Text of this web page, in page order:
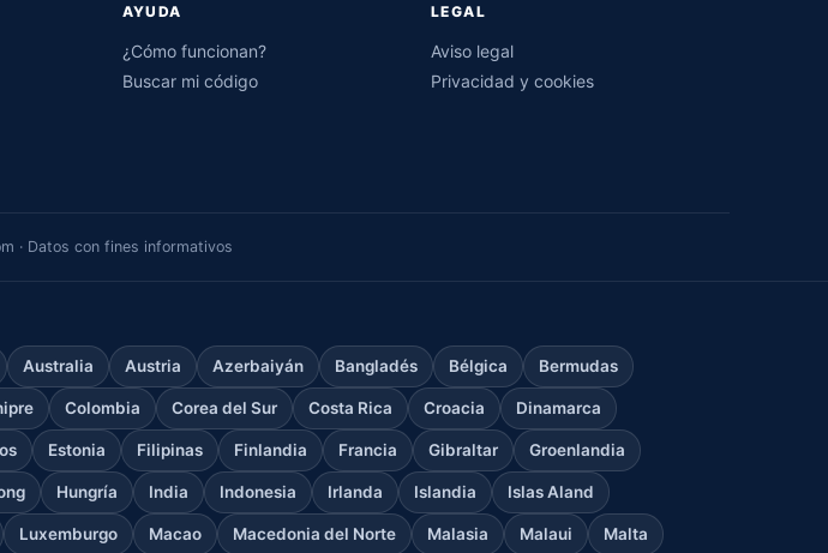
AYUDA
¿Cómo funcionan?
Buscar mi código
LEGAL
Aviso legal
Privacidad y cookies
· Datos con fines informativos
Australia Austria Azerbaiyán Bangladés Bélgica Bermudas
Colombia Corea del Sur Costa Rica Croacia Dinamarca
Estonia Filipinas Finlandia Francia Gibraltar Groenlandia
Hungría India Indonesia Irlanda Islandia Islas Aland
Luxemburgo Macao Macedonia del Norte Malasia Malaui Malta